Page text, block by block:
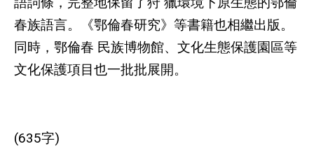
春族語言。《鄂倫春研究》等書籍也相繼出版。
同時，鄂倫春 民族博物館、文化生態保護園區等
文化保護項目也一批批展開。
(635字)